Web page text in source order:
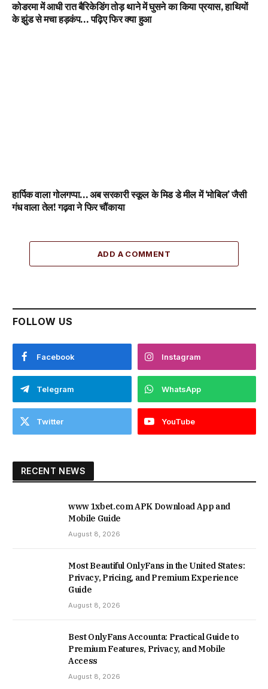
कोडरमा में आधी रात बैरिकेडिंग तोड़ थाने में घुसने का किया प्रयास, हाथियों
के झुंड से मचा हड़कंप… पढ़िए फिर क्या हुआ
हार्पिक वाला गोलगप्पा… अब सरकारी स्कूल के मिड डे मील में ‘मोबिल’ जैसी
गंध वाला तेल! गढ़वा ने फिर चौंकाया
ADD A COMMENT
FOLLOW US
Facebook Instagram
Telegram WhatsApp
Twitter YouTube
RECENT NEWS
www 1xbet.com APK Download App and
Mobile Guide
August 8, 2026
Most Beautiful OnlyFans in the United States:
Privacy, Pricing, and Premium Experience
Guide
August 8, 2026
Best OnlyFans Accounta: Practical Guide to
Premium Features, Privacy, and Mobile
Access
August 8, 2026